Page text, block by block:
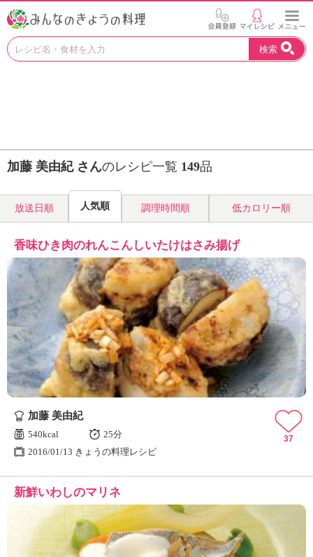
お
見
つ
よ
う
N
H
K
エ
デ
ュ
ケ
ー
シ
ョ
ナ
ん
の
ょ
う
の
料
検索
加藤 美由紀 さんのレシピ一覧 149品
放送日順 人気順 調理時間順 低カロリー順
香味ひき肉のれんこんしいたけはさみ揚げ
加藤 美由紀
540kcal
25分
2016/01/13 きょうの料理レシピ
37
新鮮いわしのマリネ